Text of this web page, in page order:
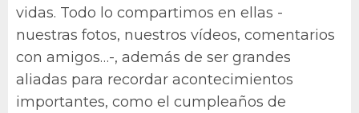
vidas. Todo lo compartimos en ellas -
nuestras fotos, nuestros vídeos, comentarios
con amigos…-, además de ser grandes
aliadas para recordar acontecimientos
importantes, como el cumpleaños de